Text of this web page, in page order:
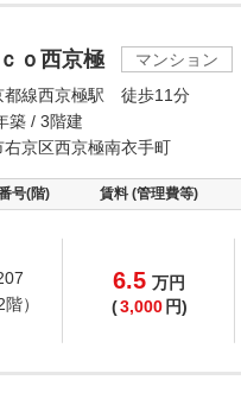
ｏ西京極
マンション
都線西京極駅 徒歩11分
築 / 3階建
右京区西京極南衣手町
号(階) 賃料 (管理費等)
階）
6.5 万円
(3,000 円)